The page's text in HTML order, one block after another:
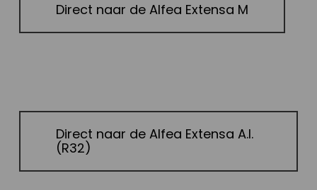
Direct naar de Alfea Extensa M
Direct naar de Alfea Extensa A.I.
(R32)